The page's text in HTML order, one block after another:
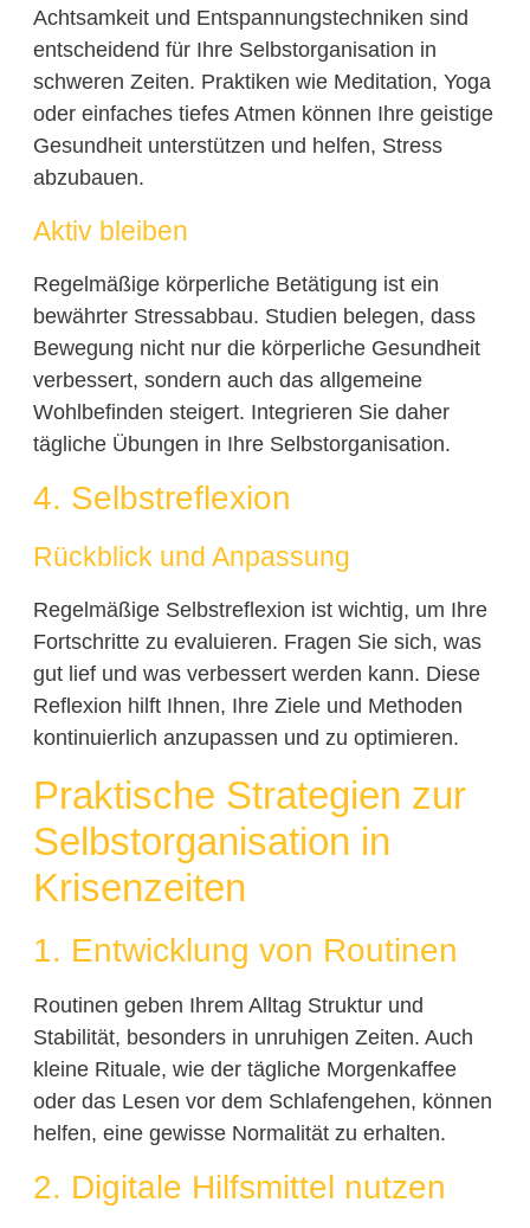
Achtsamkeit und Entspannungstechniken sind
entscheidend für Ihre Selbstorganisation in
schweren Zeiten. Praktiken wie Meditation, Yoga
oder einfaches tiefes Atmen können Ihre geistige
Gesundheit unterstützen und helfen, Stress
abzubauen.
Aktiv bleiben
Regelmäßige körperliche Betätigung ist ein
bewährter Stressabbau. Studien belegen, dass
Bewegung nicht nur die körperliche Gesundheit
verbessert, sondern auch das allgemeine
Wohlbefinden steigert. Integrieren Sie daher
tägliche Übungen in Ihre Selbstorganisation.
4. Selbstreflexion
Rückblick und Anpassung
Regelmäßige Selbstreflexion ist wichtig, um Ihre
Fortschritte zu evaluieren. Fragen Sie sich, was
gut lief und was verbessert werden kann. Diese
Reflexion hilft Ihnen, Ihre Ziele und Methoden
kontinuierlich anzupassen und zu optimieren.
Praktische Strategien zur
Selbstorganisation in
Krisenzeiten
1. Entwicklung von Routinen
Routinen geben Ihrem Alltag Struktur und
Stabilität, besonders in unruhigen Zeiten. Auch
kleine Rituale, wie der tägliche Morgenkaffee
oder das Lesen vor dem Schlafengehen, können
helfen, eine gewisse Normalität zu erhalten.
2. Digitale Hilfsmittel nutzen